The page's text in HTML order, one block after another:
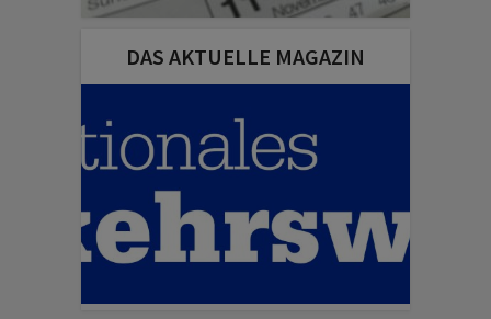
DAS AKTUELLE MAGAZIN